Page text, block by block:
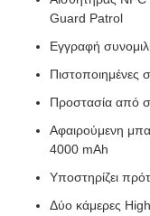
Guard Patrol
Εγγραφή
Πιστοποιημένες
Προστασία από
Αφαιρούμενη
4000 mAh
Υποστηρίζει
Δύο κάμερες